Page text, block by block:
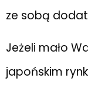
ze sobą
Jeżeli mało
japońskim